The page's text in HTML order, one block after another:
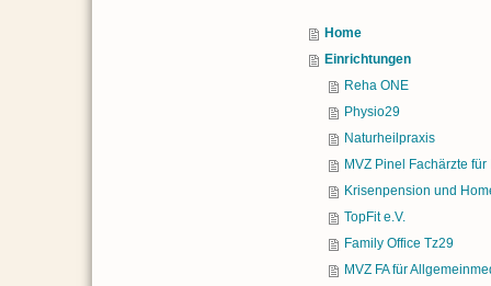
Home
Einrichtungen
Reha ONE
Physio29
Naturheilpraxis
MVZ Pinel Fachärzte
Krisenpension und
TopFit e.V.
Family Office Tz29
MVZ FA für